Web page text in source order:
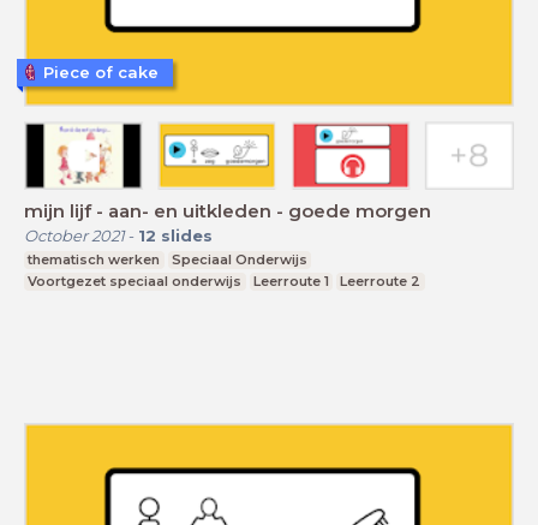
mijn lijf - aan- en uitkleden - goede morgen
October 2021- 12 slides
thematisch werken
Speciaal Onderwijs
Voortgezet speciaal onderwijs
Leerroute 1 Leerroute 2
Piece of cake